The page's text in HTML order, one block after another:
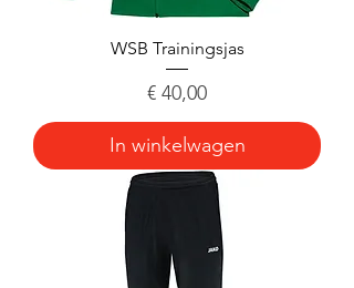
WSB Trainingsjas
Prijs
€ 40,00
In winkelwagen